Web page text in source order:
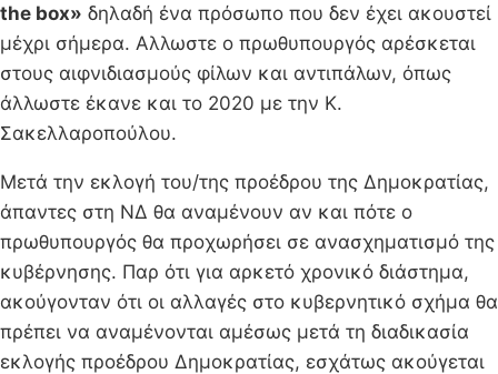
the box» δηλαδή ένα πρόσωπο που δεν έχει ακουστεί
μέχρι σήμερα. Αλλωστε ο πρωθυπουργός αρέσκεται
στους αιφνιδιασμούς φίλων και αντιπάλων, όπως
άλλωστε έκανε και το 2020 με την Κ.
Σακελλαροπούλου.
Μετά την εκλογή του/της προέδρου της Δημοκρατίας,
άπαντες στη ΝΔ θα αναμένουν αν και πότε ο
πρωθυπουργός θα προχωρήσει σε ανασχηματισμό της
κυβέρνησης. Παρ ότι για αρκετό χρονικό διάστημα,
ακούγονταν ότι οι αλλαγές στο κυβερνητικό σχήμα θα
πρέπει να αναμένονται αμέσως μετά τη διαδικασία
εκλογής προέδρου Δημοκρατίας, εσχάτως ακούγεται